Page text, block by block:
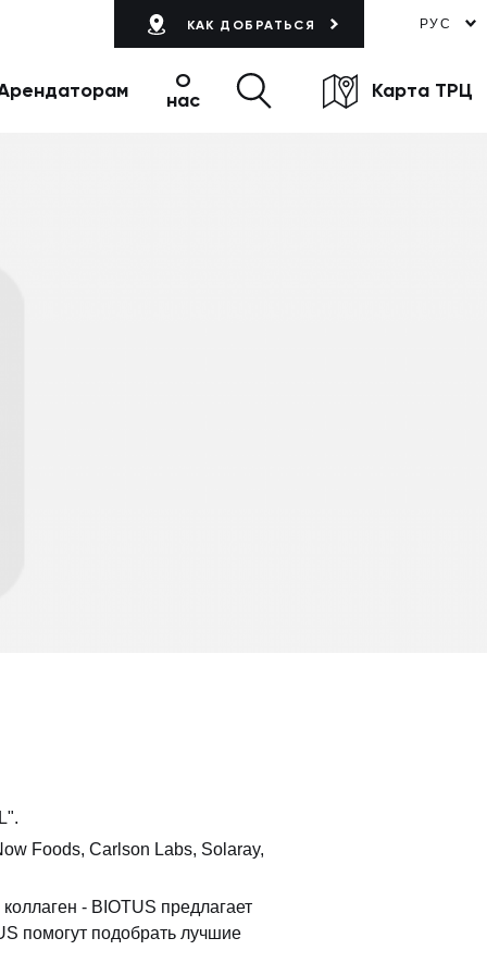
КАК ДОБРАТЬСЯ РУС
О
нас
Карта ТРЦ
Foods, Carlson Labs, Solaray,
- BIOTUS предлагает
помогут подобрать лучшие